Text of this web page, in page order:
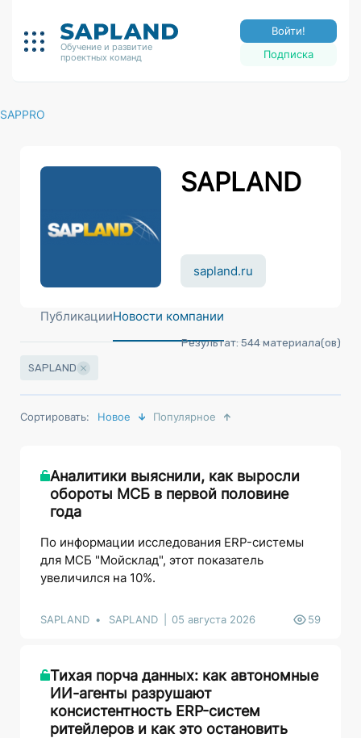
Обучение и развитие
проектных команд
Подписка
Войти!
SAPPRO
SAPLAND
sapland.ru
ПубликацииНовости компании
Результат:544материала(ов)
SAPLAND
Сортировать: Новое Популярное
Аналитики выяснили, как выросли
обороты МСБ в первой половине
года
По информации исследования ERP-системы
для МСБ "Мойсклад", этот показатель
увеличился на 10%.
SAPLAND SAPLAND 05 августа 2026 59
Тихая порча данных: как автономные
ИИ-агенты разрушают
консистентность ERP-систем
ритейлеров и как это остановить